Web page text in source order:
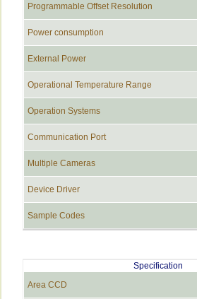
Programmable Offset Resolution
Power consumption
External Power
Operational Temperature Range
Operation Systems
Communication Port
Multiple Cameras
Device Driver
Sample Codes
Specification
Area CCD